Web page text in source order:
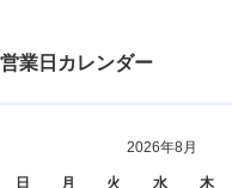
営業日カレンダー
2026年8月
日 月 火 水 木